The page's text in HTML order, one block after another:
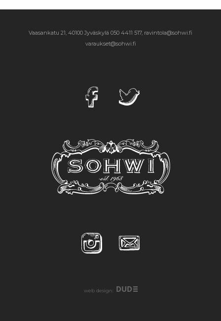
Vaasankatu 21, 40100 Jyväskylä 050 4411 517, ravintola@sohwi.fi
varaukset@sohwi.fi
web design: DUD